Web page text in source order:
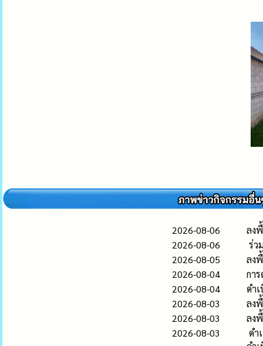
2026-08-06
ลง
2026-08-06
ร่ว
2026-08-05
ลง
2026-08-04
กา
2026-08-04
ดำ
2026-08-03
ลง
2026-08-03
ลง
2026-08-03
ดำ